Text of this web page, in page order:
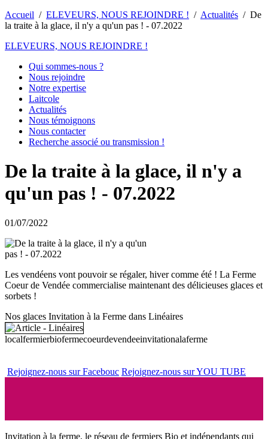
Accueil / ELEVEURS, NOUS REJOINDRE ! / Actualités / De
la traite à la glace, il n'y a qu'un pas ! - 07.2022
ELEVEURS, NOUS REJOINDRE !
Qui sommes-nous ?
Nous rejoindre
Notre expertise
Laitcole
Actualités
Nous témoignons
Nous contacter
Recherche associé ou transmission !
De la traite à la glace, il n'y a
qu'un pas ! - 07.2022
01/07/2022
Les vendéens vont pouvoir se régaler, hiver comme été ! La Ferme
Coeur de Vendée commercialise maintenant des délicieuses glaces et
sorbets !
Nos glaces Invitation à la Ferme dans Linéaires
localfermierbiofermecoeurdevendeeinvitationalaferme
Rejoignez-nous sur Facebouc Rejoignez-nous sur YOU TUBE
Invitation à la ferme, le réseau de fermiers Bio et indépendants qui